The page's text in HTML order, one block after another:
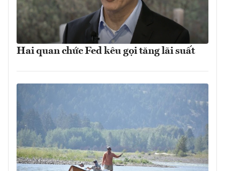
Hai quan chức Fed kêu gọi tăng lãi suất